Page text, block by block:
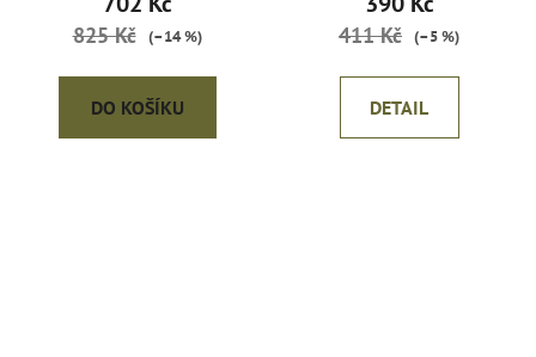
825 Kč (–14 %)
DO KOŠÍKU
411 Kč (–5 %)
DETAIL